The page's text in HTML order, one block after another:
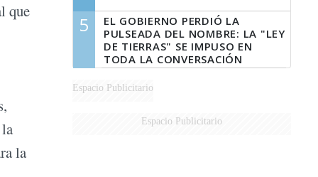
que
la
5
EL GOBIERNO PERDIÓ LA
PULSEADA DEL NOMBRE: LA "LEY
DE TIERRAS" SE IMPUSO EN
TODA LA CONVERSACIÓN
DIGITAL
Espacio Publicitario
Espacio Publicitario